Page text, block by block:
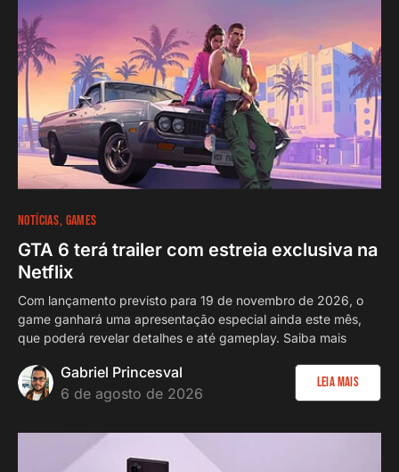
NOTÍCIAS GAMES
GTA 6 terá trailer com estreia exclusiva na
Netflix
Com lançamento previsto para 19 de novembro de 2026, o
game ganhará uma apresentação especial ainda este mês,
que poderá revelar detalhes e até gameplay. Saiba mais
Gabriel Princesval
6 de agosto de 2026
Leia Mais